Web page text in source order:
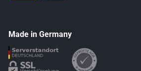
Made in Germany